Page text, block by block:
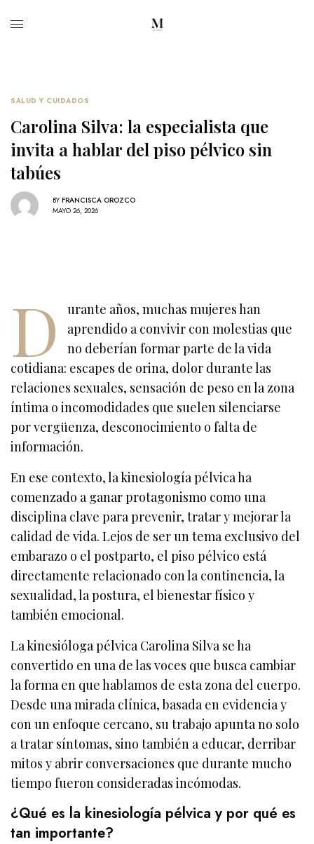
SALUD Y CUIDADOS
Carolina Silva: la especialista que
invita a hablar del piso pélvico sin
tabúes
BY FRANCISCA OROZCO
MAYO 26, 2026
D
urante años, muchas mujeres han
aprendido a convivir con molestias que
no deberían formar parte de la vida
cotidiana: escapes de orina, dolor durante las
relaciones sexuales, sensación de peso en la zona
íntima o incomodidades que suelen silenciarse
por vergüenza, desconocimiento o falta de
información.
En ese contexto, la kinesiología pélvica ha
comenzado a ganar protagonismo como una
disciplina clave para prevenir, tratar y mejorar la
calidad de vida. Lejos de ser un tema exclusivo del
embarazo o el postparto, el piso pélvico está
directamente relacionado con la continencia, la
sexualidad, la postura, el bienestar físico y
también emocional.
La kinesióloga pélvica Carolina Silva se ha
convertido en una de las voces que busca cambiar
la forma en que hablamos de esta zona del cuerpo.
Desde una mirada clínica, basada en evidencia y
con un enfoque cercano, su trabajo apunta no solo
a tratar síntomas, sino también a educar, derribar
mitos y abrir conversaciones que durante mucho
tiempo fueron consideradas incómodas.
¿Qué es la kinesiología pélvica y por qué es
tan importante?